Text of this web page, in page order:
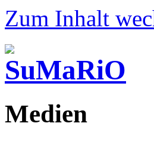
Zum Inhalt
Medien